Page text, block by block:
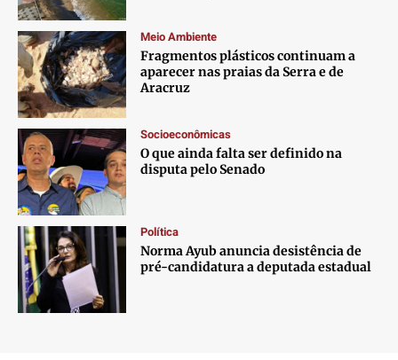
Meio Ambiente
Fragmentos plásticos continuam a
aparecer nas praias da Serra e de
Aracruz
Socioeconômicas
O que ainda falta ser definido na
disputa pelo Senado
Política
Norma Ayub anuncia desistência de
pré-candidatura a deputada estadual